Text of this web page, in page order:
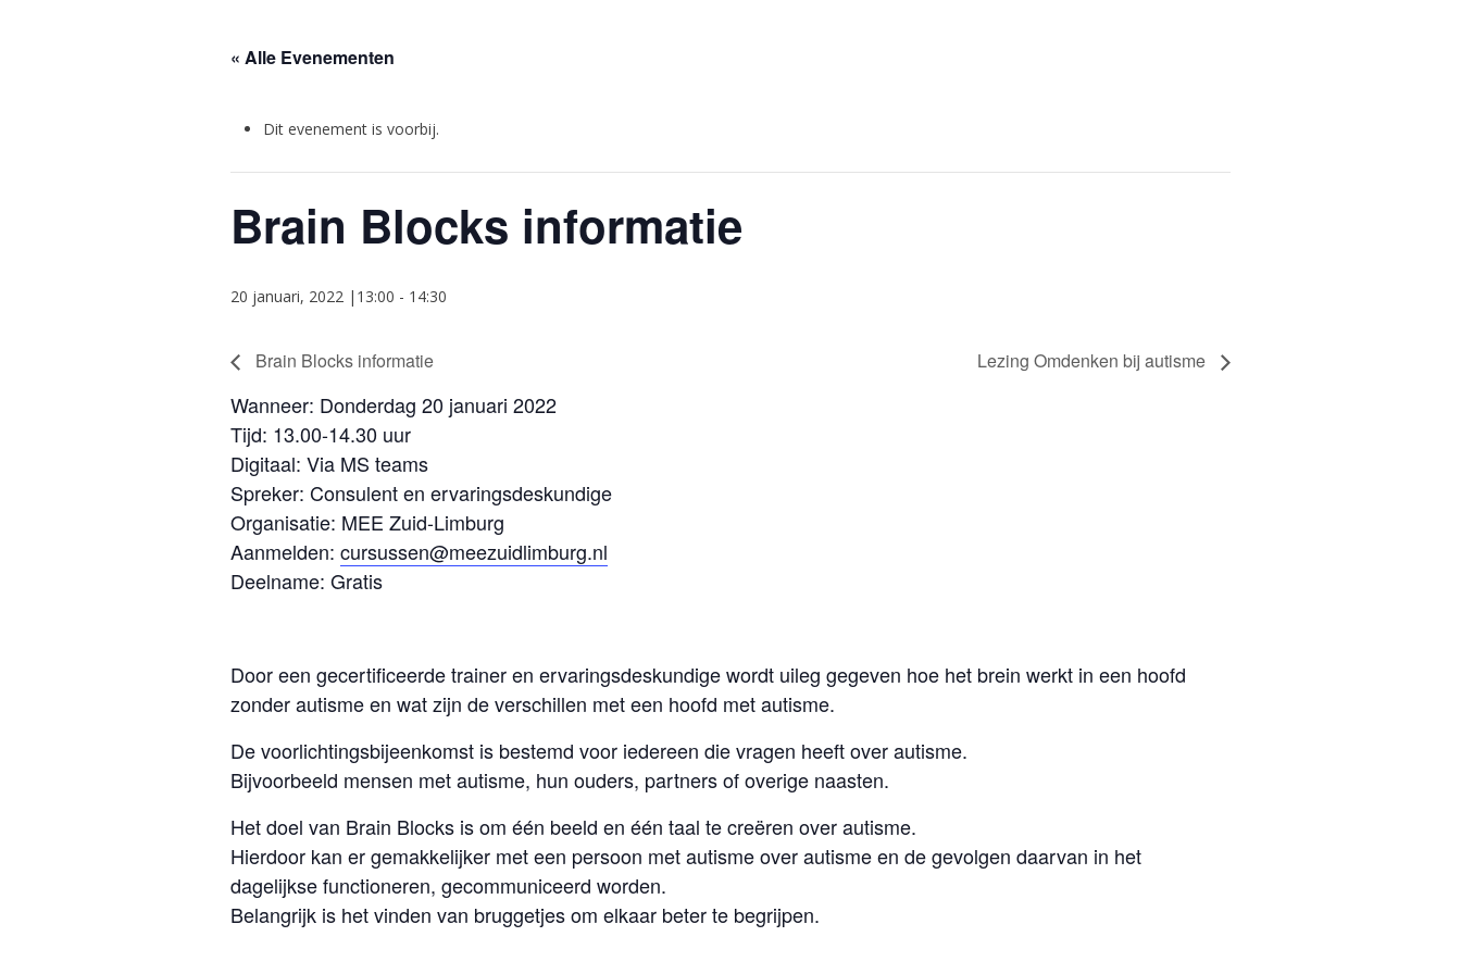
« Alle Evenementen
Dit evenement is voorbij.
Brain Blocks informatie
20 januari, 2022 |13:00 - 14:30
Brain Blocks informatie Lezing Omdenken bij autisme
Wanneer: Donderdag 20 januari 2022
Tijd: 13.00-14.30 uur
Digitaal: Via MS teams
Spreker: Consulent en ervaringsdeskundige
Organisatie: MEE Zuid-Limburg
Aanmelden: cursussen@meezuidlimburg.nl
Deelname: Gratis
Door een gecertificeerde trainer en ervaringsdeskundige wordt uileg gegeven hoe het brein werkt in een hoofd
zonder autisme en wat zijn de verschillen met een hoofd met autisme.
De voorlichtingsbijeenkomst is bestemd voor iedereen die vragen heeft over autisme.
Bijvoorbeeld mensen met autisme, hun ouders, partners of overige naasten.
Het doel van Brain Blocks is om één beeld en één taal te creëren over autisme.
Hierdoor kan er gemakkelijker met een persoon met autisme over autisme en de gevolgen daarvan in het
dagelijkse functioneren, gecommuniceerd worden.
Belangrijk is het vinden van bruggetjes om elkaar beter te begrijpen.